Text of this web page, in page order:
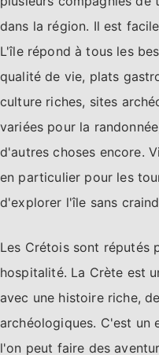
dans la région. Il est
L'île répond à tous les
qualité de vie, plats
culture riches, sites
variées pour la
d'autres choses encore.
en particulier pour les
d'explorer l'île sans
Les Crétois sont réputés
hospitalité. La Crète est
avec une histoire riche,
archéologiques. C'est un
l'on peut faire des